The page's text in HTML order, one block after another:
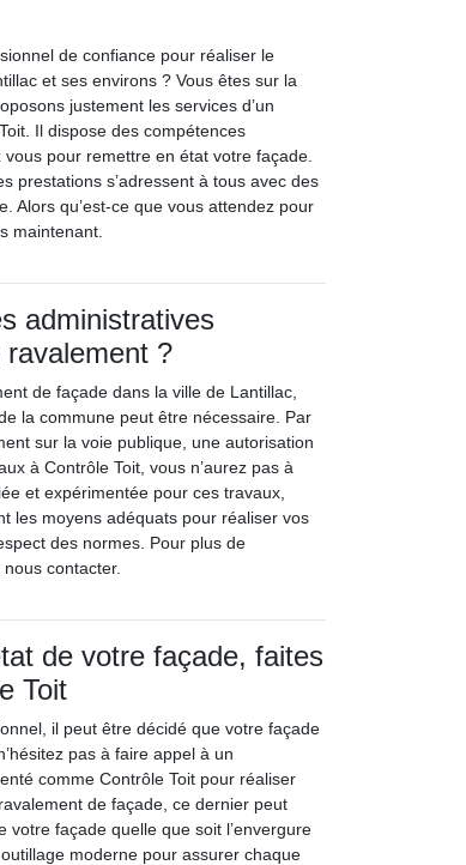
de confiance pour réaliser le
et ses environs ? Vous êtes sur la
justement les services d’un
Il dispose des compétences
pour remettre en état votre façade.
prestations s’adressent à tous avec des
Alors qu’est-ce que vous attendez pour
maintenant.
administratives
?
de façade dans la ville de Lantillac,
la commune peut être nécessaire. Par
sur la voie publique, une autorisation
à Contrôle Toit, vous n’aurez pas à
et expérimentée pour ces travaux,
les moyens adéquats pour réaliser vos
des normes. Pour plus de
contacter.
de votre façade, faites
Toit
il peut être décidé que votre façade
pas à faire appel à un
comme Contrôle Toit pour réaliser
de façade, ce dernier peut
votre façade quelle que soit l’envergure
moderne pour assurer chaque